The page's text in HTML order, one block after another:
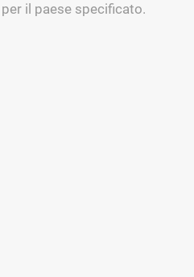
il paese specificato.